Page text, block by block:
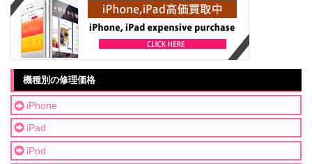
機種別の修理価格
iPhone
iPad
iPod